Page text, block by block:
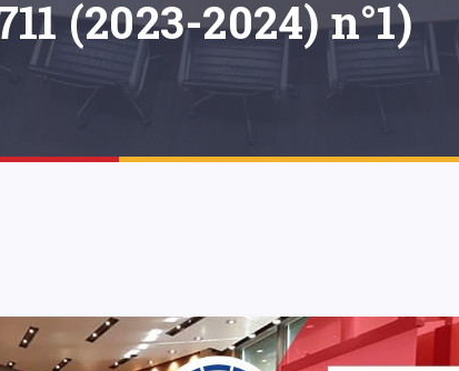
(2023-2024) n°1)